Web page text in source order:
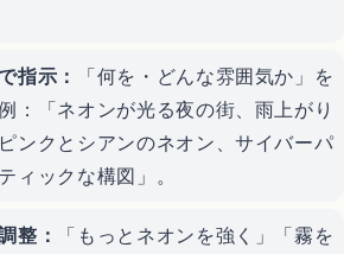
指示：
「何を・どんな雰囲気か」を
：「ネオンが光る夜の街、雨上がり
ンクとシアンのネオン、サイバーパ
ィックな構図」。
整：
「もっとネオンを強く」「霧を